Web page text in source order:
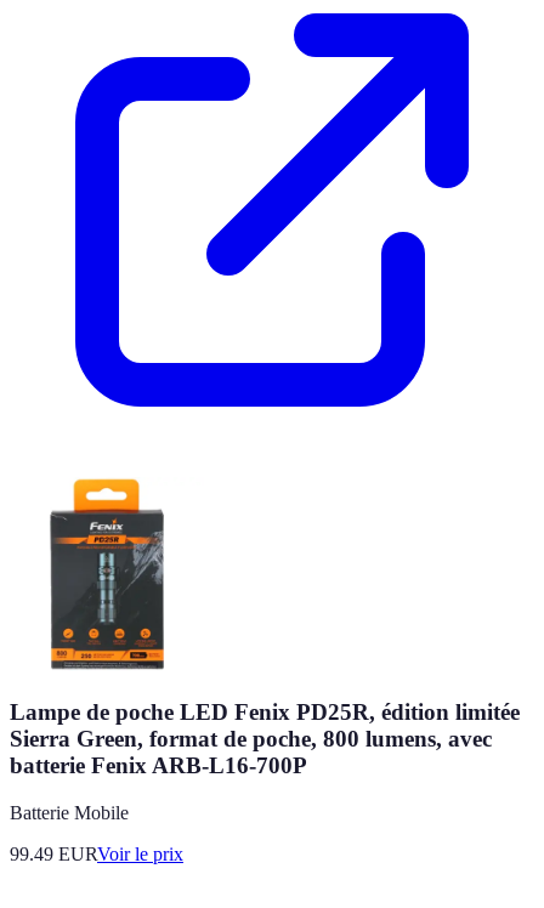
Lampe de poche LED Fenix PD25R, édition limitée
Sierra Green, format de poche, 800 lumens, avec
batterie Fenix ARB-L16-700P
Batterie Mobile
99.49 EURVoir le prix